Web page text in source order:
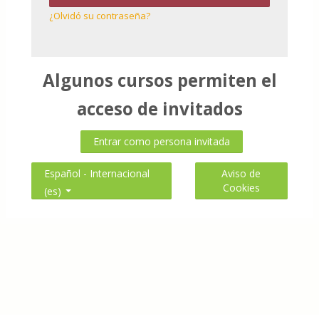
¿Olvidó su contraseña?
Algunos cursos permiten el
acceso de invitados
Entrar como persona invitada
Español - Internacional
‎(es)‎
Aviso de
Cookies